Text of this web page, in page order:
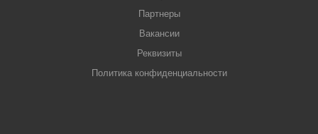
Партнеры
Вакансии
Реквизиты
Политика конфиденциальности